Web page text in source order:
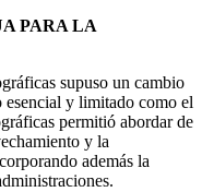
PARA LA
supuso un cambio
esencial y limitado como el
permitió abordar de
y la
además la